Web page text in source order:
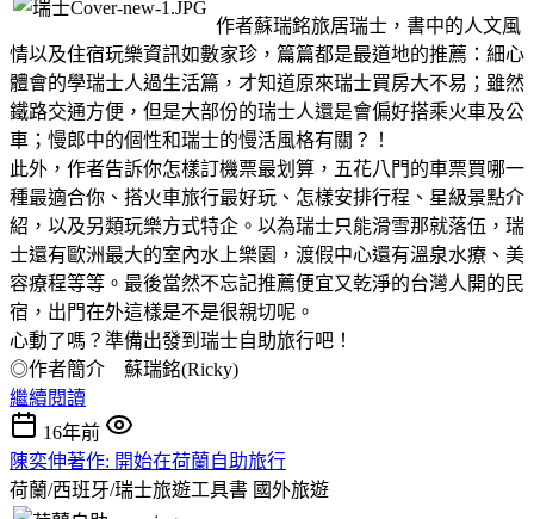
作者蘇瑞銘旅居瑞士，書中的人文風
情以及住宿玩樂資訊如數家珍，篇篇都是最道地的推薦：細心
體會的學瑞士人過生活篇，才知道原來瑞士買房大不易；雖然
鐵路交通方便，但是大部份的瑞士人還是會偏好搭乘火車及公
車；慢郎中的個性和瑞士的慢活風格有關？！
此外，作者告訴你怎樣訂機票最划算，五花八門的車票買哪一
種最適合你、搭火車旅行最好玩、怎樣安排行程、星級景點介
紹，以及另類玩樂方式特企。以為瑞士只能滑雪那就落伍，瑞
士還有歐洲最大的室內水上樂園，渡假中心還有溫泉水療、美
容療程等等。最後當然不忘記推薦便宜又乾淨的台灣人開的民
宿，出門在外這樣是不是很親切呢。
心動了嗎？準備出發到瑞士自助旅行吧！
◎作者簡介 蘇瑞銘(Ricky)
繼續閱讀
16年前
陳奕伸著作: 開始在荷蘭自助旅行
荷蘭/西班牙/瑞士旅遊工具書 國外旅遊